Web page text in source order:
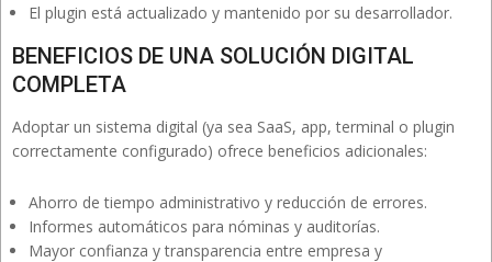
El plugin está actualizado y mantenido por su desarrollador.
BENEFICIOS DE UNA SOLUCIÓN DIGITAL
COMPLETA
Adoptar un sistema digital (ya sea SaaS, app, terminal o plugin
correctamente configurado) ofrece beneficios adicionales:
Ahorro de tiempo administrativo y reducción de errores.
Informes automáticos para nóminas y auditorías.
Mayor confianza y transparencia entre empresa y